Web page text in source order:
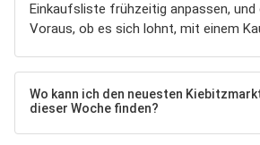
Einkaufsliste frühzeitig anpassen, und
Voraus, ob es sich lohnt, mit einem
Wo kann ich den neuesten
dieser Woche finden?